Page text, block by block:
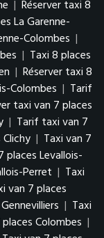
| Réserver taxi 8
La Garenne-
Colombes |
| Taxi 8 places
| Réserver taxi 8
Colombes | Tarif
taxi van 7 places
| Tarif taxi van 7
| Taxi van 7
places Levallois-
Perret | Taxi
van 7 places
| Taxi
Colombes |